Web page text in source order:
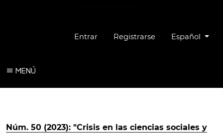
Entrar Registrarse Cambiar el
Español
MENÚ
Núm. 50 (2023): "Crisis en las ciencias sociales y